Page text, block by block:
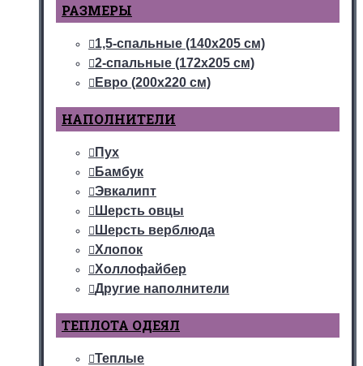
РАЗМЕРЫ
1,5-спальные (140х205 см)
2-спальные (172х205 см)
Евро (200х220 см)
НАПОЛНИТЕЛИ
Пух
Бамбук
Эвкалипт
Шерсть овцы
Шерсть верблюда
Хлопок
Холлофайбер
Другие наполнители
ТЕПЛОТА ОДЕЯЛ
Теплые